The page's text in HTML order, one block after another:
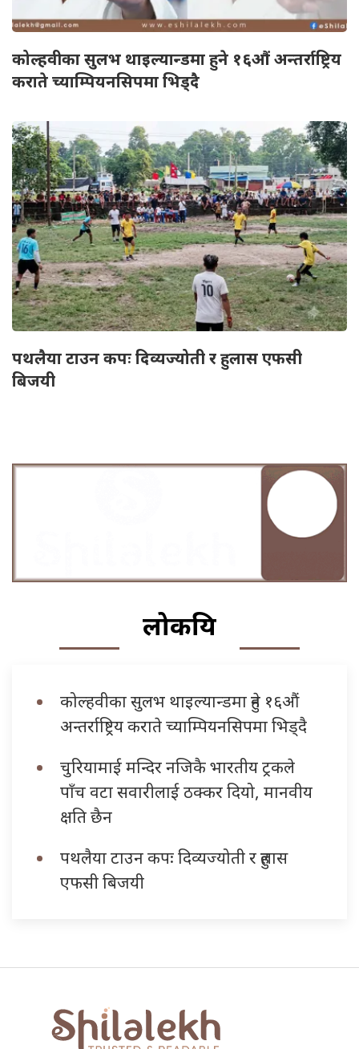
कोल्हवीका सुलभ थाइल्यान्डमा हुने १६औं अन्तर्राष्ट्रिय
कराते च्याम्पियनसिपमा भिड्दै
पथलैया टाउन कपः दिव्यज्योती र हुलास एफसी
बिजयी
लोकप्रिय
कोल्हवीका सुलभ थाइल्यान्डमा हुने १६औं
अन्तर्राष्ट्रिय कराते च्याम्पियनसिपमा भिड्दै
चुरियामाई मन्दिर नजिकै भारतीय ट्रकले
पाँच वटा सवारीलाई ठक्कर दियो, मानवीय
क्षति छैन
पथलैया टाउन कपः दिव्यज्योती र हुलास
एफसी बिजयी